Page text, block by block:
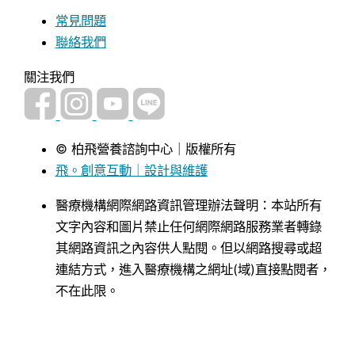
常見問題
聯絡我們
關注我們
© 柏飛營養諮詢中心｜版權所有
飛。創意互動｜設計與維護
醫療機構網際網路資訊管理辦法聲明：本站所有
文字內容和圖片禁止任何網際網路服務業者轉錄
其網路資訊之內容供人點閱。但以網路搜尋或超
連結方式，進入醫療機構之網址(域)直接點閱者，
不在此限。